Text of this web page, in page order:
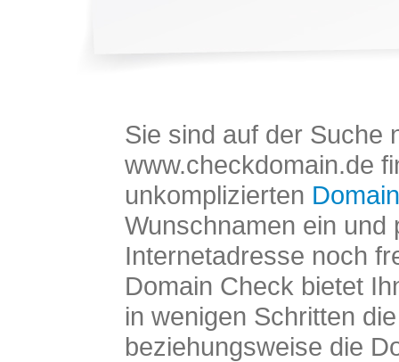
Sie sind auf der Suche
www.checkdomain.de
unkomplizierten
Wunschnamen ein und
Internetadresse noch
Domain Check bietet
in wenigen Schritten
beziehungsweise die